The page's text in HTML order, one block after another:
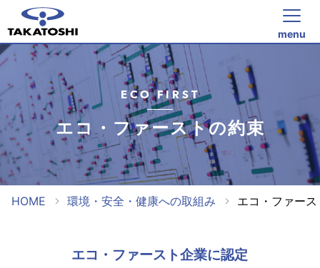
menu
ECO FIRST
エコ・ファーストの約束
HOME 環境・安全・健康への取組み エコ・ファー
エコ・ファースト企業に認定